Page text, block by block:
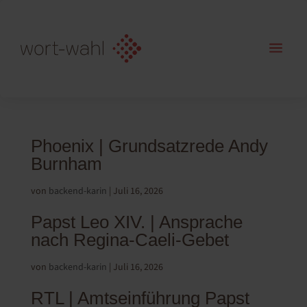
a
Phoenix | Grundsatzrede Andy
Burnham
von backend-karin Juli 16, 2026
Papst Leo XIV. | Ansprache
nach Regina-Caeli-Gebet
von backend-karin Juli 16, 2026
RTL | Amtseinführung Papst